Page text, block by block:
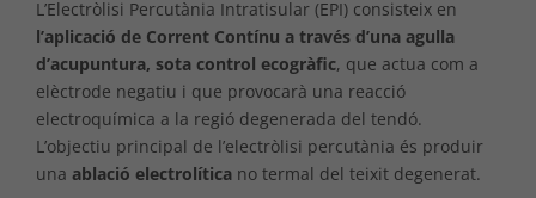
L’Electròlisi Percutània Intratisular (EPI) consisteix en
l’aplicació de Corrent Contínu a través d’una agulla
d’acupuntura, sota control ecogràfic, que actua com a
elèctrode negatiu i que provocarà una reacció
electroquímica a la regió degenerada del tendó.
L’objectiu principal de l’electròlisi percutània és produir
una ablació electrolíticano termal del teixit degenerat.